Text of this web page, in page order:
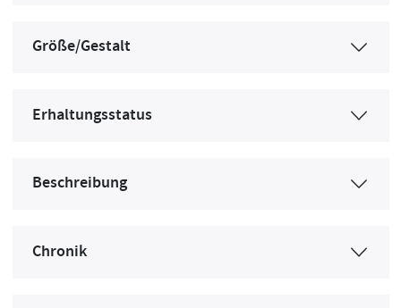
Größe/Gestalt
Erhaltungsstatus
Beschreibung
Chronik